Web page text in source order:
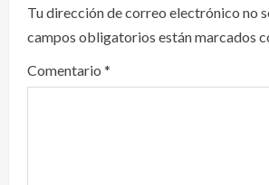
g
a
Tu dirección de correo electrónico no
campos obligatorios están marcados
Comentario *